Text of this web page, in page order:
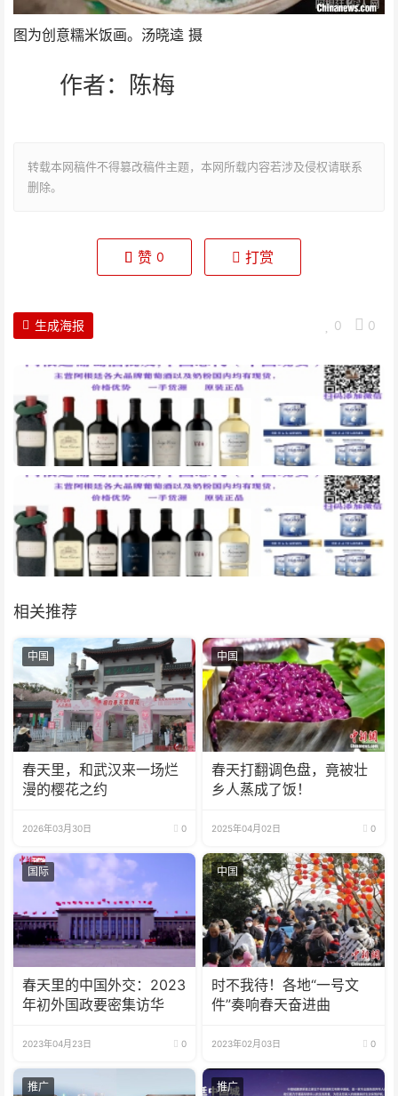
图为创意糯米饭画。汤晓逵 摄
作者：陈梅
转载本网稿件不得篡改稿件主题，本网所载内容若涉及侵权请联系
删除。
赞 0 打赏
0 0
生成海报
相关推荐
中国
春天里，和武汉来一场烂
漫的樱花之约
2026年03月30日 0
中国
春天打翻调色盘，竟被壮
乡人蒸成了饭！
2025年04月02日 0
国际
春天里的中国外交：2023
年初外国政要密集访华
2023年04月23日 0
中国
时不我待！各地“一号文
件”奏响春天奋进曲
2023年02月03日 0
推广 推广